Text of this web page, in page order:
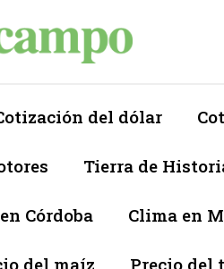
del dólar
Tierra de
Córdoba Clima en
del maíz Precio del